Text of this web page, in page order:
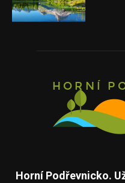
Horní Podřevnicko.